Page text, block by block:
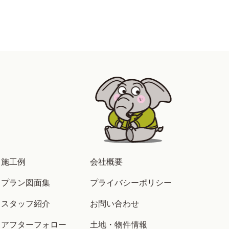
施工例
プラン図面集
スタッフ紹介
アフターフォロー
会社概要
プライバシーポリシー
お問い合わせ
土地・物件情報